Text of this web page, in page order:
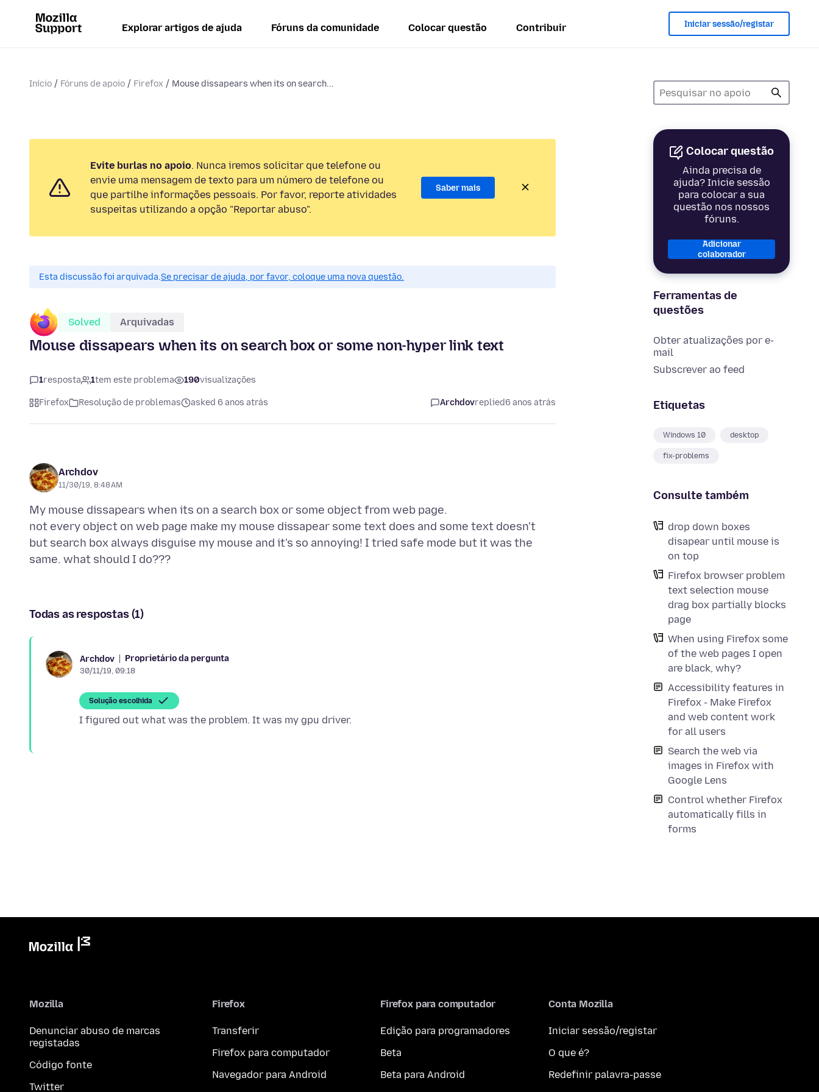
Explorar artigos de ajuda Fóruns da comunidade Colocar questão Contribuir Iniciar sessão/registar
Início Fóruns de apoio Firefox Mouse dissapears when its on search...
Colocar questão
Ainda precisa de
ajuda? Inicie sessão
para colocar a sua
questão nos nossos
fóruns.
Adicionar
colaborador
Ferramentas de
questões
Obter atualizações por e-
mail
Subscrever ao feed
Etiquetas
Windows 10 desktop
fix-problems
Consulte também
drop down boxes
disapear until mouse is
on top
Firefox browser problem
text selection mouse
drag box partially blocks
page
When using Firefox some
of the web pages I open
are black, why?
Accessibility features in
Firefox - Make Firefox
and web content work
for all users
Search the web via
images in Firefox with
Google Lens
Control whether Firefox
automatically fills in
forms
Evite burlas no apoio. Nunca iremos solicitar que telefone ou
envie uma mensagem de texto para um número de telefone ou
que partilhe informações pessoais. Por favor, reporte atividades
suspeitas utilizando a opção "Reportar abuso".
Saber mais
Esta discussão foi arquivada.Se precisar de ajuda, por favor, coloque uma nova questão.
Solved Arquivadas
Mouse dissapears when its on search box or some non-hyper link text
1resposta 1tem este problema 190visualizações
Firefox Resolução de problemas asked 6 anos atrás Archdovreplied6 anos atrás
Archdov
11/30/19, 8:48 AM
My mouse dissapears when its on a search box or some object from web page.
not every object on web page make my mouse dissapear some text does and some text doesn't
but search box always disguise my mouse and it's so annoying! I tried safe mode but it was the
Todas as respostas (1)
Archdov Proprietário da pergunta
30/11/19, 09:18
Solução escolhida
Mozilla
Denunciar abuso de marcas
registadas
Código fonte
Twitter
Firefox
Transferir
Firefox para computador
Navegador para Android
Firefox para computador
Edição para programadores
Beta
Beta para Android
Conta Mozilla
Iniciar sessão/registar
O que é?
Redefinir palavra-passe